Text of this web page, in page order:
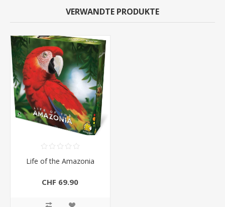
VERWANDTE PRODUKTE
Life of the Amazonia
CHF 69.90